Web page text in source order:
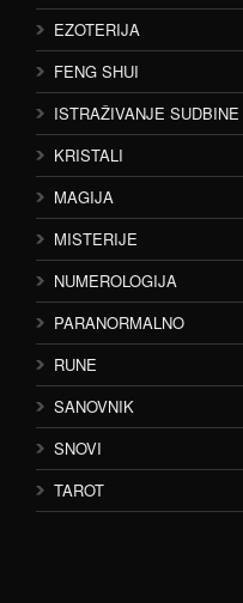
EZOTERIJA
FENG SHUI
ISTRAŽIVANJE SUDBINE
KRISTALI
MAGIJA
MISTERIJE
NUMEROLOGIJA
PARANORMALNO
RUNE
SANOVNIK
SNOVI
TAROT